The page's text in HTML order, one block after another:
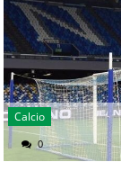
Calcio
0